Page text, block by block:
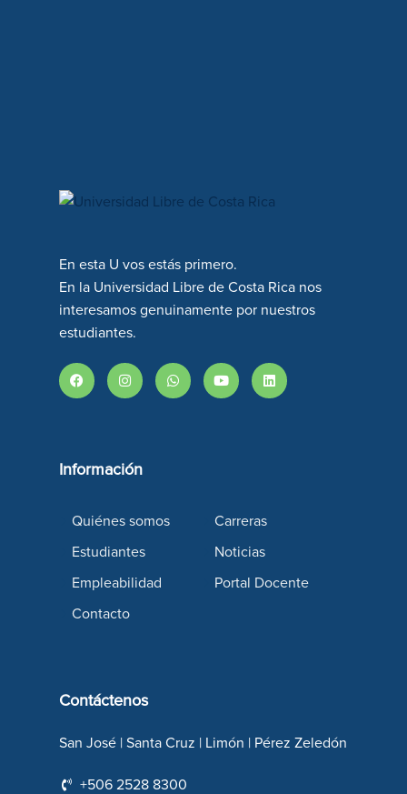
En esta U vos estás primero.
En la Universidad Libre de Costa Rica nos
interesamos genuinamente por nuestros
estudiantes.
Información
Quiénes somos Carreras
Estudiantes Noticias
Empleabilidad Portal Docente
Contacto
Contáctenos
San José | Santa Cruz | Limón | Pérez Zeledón
+506 2528 8300